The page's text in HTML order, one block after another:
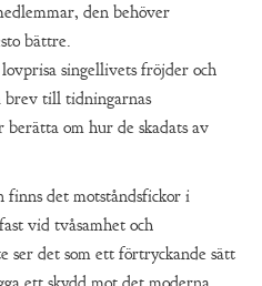
den behöver
bättre.
singellivets fröjder och
brev till tidningarnas
berätta om hur de skadats av
finns det motståndsfickor i
vid tvåsamhet och
det som ett förtryckande sätt